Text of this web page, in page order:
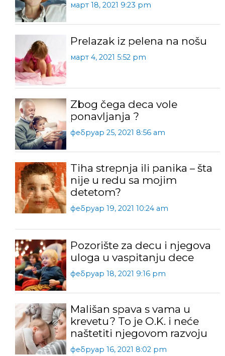
март 18, 2021 9:23 pm
Prelazak iz pelena na nošu
март 4, 2021 5:52 pm
Zbog čega deca vole
ponavljanja ?
фебруар 25, 2021 8:56 am
Tiha strepnja ili panika – šta
nije u redu sa mojim
detetom?
фебруар 19, 2021 10:24 am
Pozorište za decu i njegova
uloga u vaspitanju dece
фебруар 18, 2021 9:16 pm
Mališan spava s vama u
krevetu? To je O.K. i neće
naštetiti njegovom razvoju
фебруар 16, 2021 8:02 pm